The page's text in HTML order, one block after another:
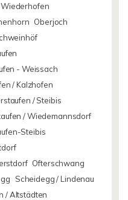
Oberjoch
- Weissach
/ Kalzhofen
/ Steibis
/ Wiedemannsdorf
Steibis
Ofterschwang
Scheidegg / Lindenau
/ Altstädten